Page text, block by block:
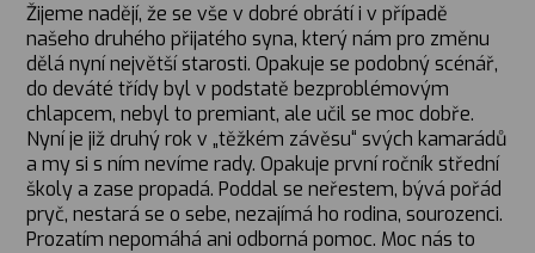
Žijeme nadějí, že se vše v dobré obrátí i v případě
našeho druhého přijatého syna, který nám pro změnu
dělá nyní největší starosti. Opakuje se podobný scénář,
do deváté třídy byl v podstatě bezproblémovým
chlapcem, nebyl to premiant, ale učil se moc dobře.
Nyní je již druhý rok v „těžkém závěsu“ svých kamarádů
a my si s ním nevíme rady. Opakuje první ročník střední
školy a zase propadá. Poddal se neřestem, bývá pořád
pryč, nestará se o sebe, nezajímá ho rodina, sourozenci.
Prozatím nepomáhá ani odborná pomoc. Moc nás to